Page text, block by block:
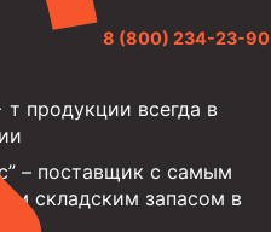
8 (800) 234-23-90
т продукции всегда в
– поставщик с самым
складским запасом в